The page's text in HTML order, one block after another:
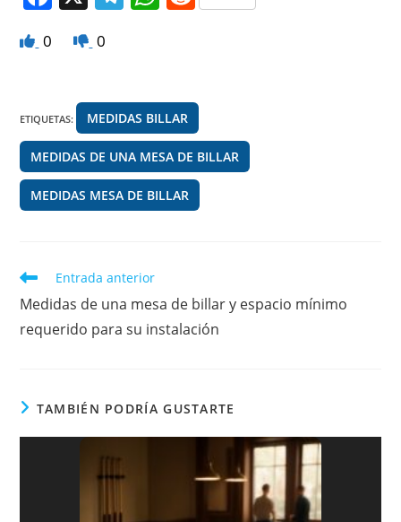
b
o
o
k
a
m
A
p
p
t
0 0
ETIQUETAS: MEDIDAS BILLAR
MEDIDAS DE UNA MESA DE BILLAR
MEDIDAS MESA DE BILLAR
Leer
artículos
Entrada anterior
Medidas de una mesa de billar y espacio mínimo
requerido para su instalación
TAMBIÉN PODRÍA GUSTARTE